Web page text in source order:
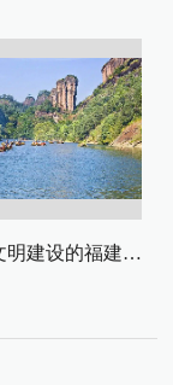
数字生态文明建设的福建路径与启示